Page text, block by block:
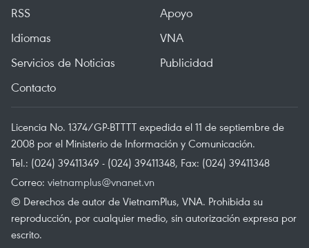
RSS
Apoyo
Idiomas
VNA
Servicios de Noticias
Publicidad
Contacto
Licencia No. 1374/GP-BTTTT expedida el 11 de septiembre de
2008 por el Ministerio de Información y Comunicación.
Tel.: (024) 39411349 - (024) 39411348, Fax: (024) 39411348
Correo: vietnamplus@vnanet.vn
© Derechos de autor de VietnamPlus, VNA. Prohibida su
reproducción, por cualquier medio, sin autorización expresa por
escrito.